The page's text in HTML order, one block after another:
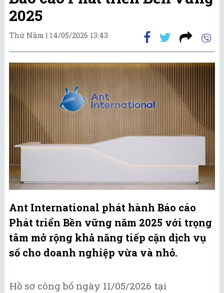
2025
Thứ Năm | 14/05/2026 13:43
Ant International phát hành Báo cáo
Phát triển Bền vững năm 2025 với trọng
tâm mở rộng khả năng tiếp cận dịch vụ
số cho doanh nghiệp vừa và nhỏ.
Hồ sơ công bố ngày 11/05/2026 tại